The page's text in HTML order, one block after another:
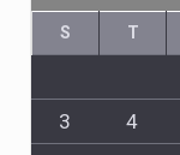
S T
3
4